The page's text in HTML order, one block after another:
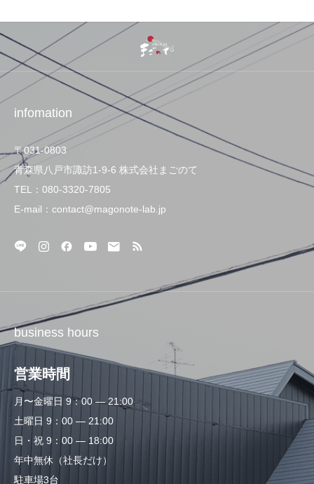
infomation
〒031-0803
青森県八戸市諏訪1-9-6 株式会社まごのて
TEL：080-3320-7805
E-mail：contact@magonote-lab.jp
business hours
営業時間
月〜金曜日 9：00 — 21:00
土曜日 9：00 — 21:00
日・祝 9：00 — 18:00
年中無休（社長だけ）
駐車場3台